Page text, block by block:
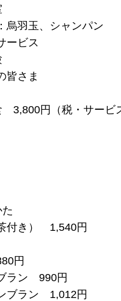
羽玉、シャンパン
ービス
皆さま
3,800円（税・サービ
付き） 1,540円
円
ラン 990円
ブラン 1,012円